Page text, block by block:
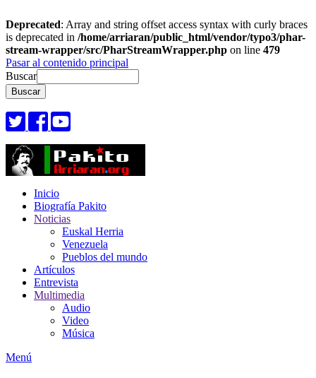
Deprecated: Array and string offset access syntax with curly braces
is deprecated in /home/arriaran/public_html/vendor/typo3/phar-
stream-wrapper/src/PharStreamWrapper.php on line 479
Pasar al contenido principal
Buscar
Inicio
Biografía Pakito
Noticias
Euskal Herria
Venezuela
Pueblos del mundo
Artículos
Entrevista
Multimedia
Audio
Video
Música
Menú